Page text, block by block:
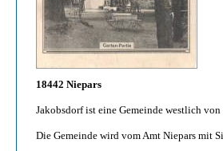
18442 Niepars
Jakobsdorf ist eine Gemeinde westlich
Die Gemeinde wird vom Amt Niepars mit